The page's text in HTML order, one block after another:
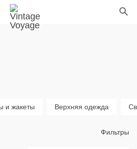
и жакеты Верхняя одежда
Фильтры